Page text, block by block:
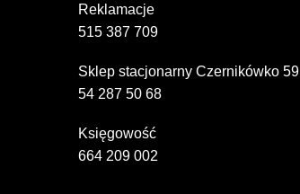
Reklamacje
515 387 709
Sklep stacjonarny Czernikówko 59
54 287 50 68
Księgowość
664 209 002